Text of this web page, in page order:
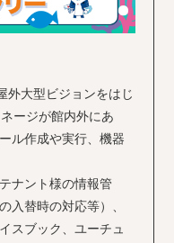
外大型ビジョンをはじ
ージが館内外にあ
ル作成や実行、機器
ナント様の情報管
入替時の対応等）、
スブック、ユーチュ